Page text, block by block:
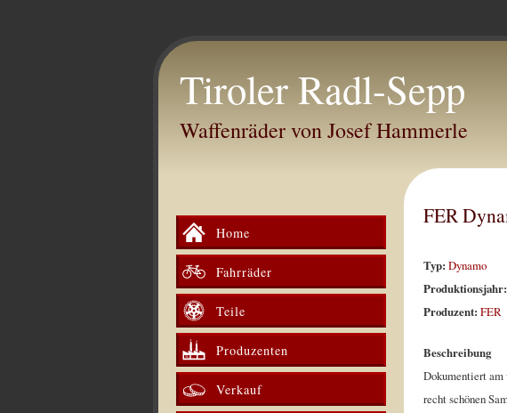
Tiroler Radl-Sepp
Waffenräder von Josef Hammerle
Home
Fahrräder
Teile
Produzenten
Verkauf
FER
Typ: Dynamo
Produktionsjahr:
Produzent: FER
Beschreibung
Dokumentiert
recht schönen